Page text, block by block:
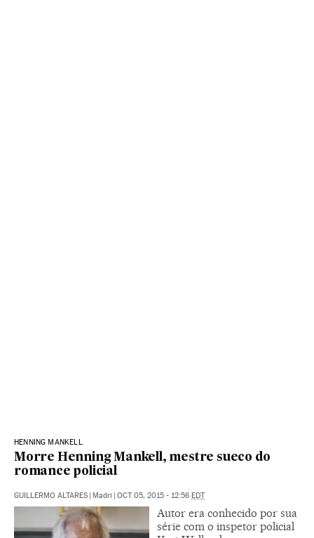
HENNING MANKELL
Morre Henning Mankell, mestre sueco do
romance policial
GUILLERMO ALTARES | Madri | OCT 05, 2015 - 12:56 EDT
Autor era conhecido por sua
série com o inspetor policial